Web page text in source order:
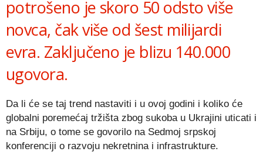
potrošeno je skoro 50 odsto više
novca, čak više od šest milijardi
evra. Zaključeno je blizu 140.000
ugovora.
Da li će se taj trend nastaviti i u ovoj godini i koliko će
globalni poremećaj tržišta zbog sukoba u Ukrajini uticati i
na Srbiju, o tome se govorilo na Sedmoj srpskoj
konferenciji o razvoju nekretnina i infrastrukture.